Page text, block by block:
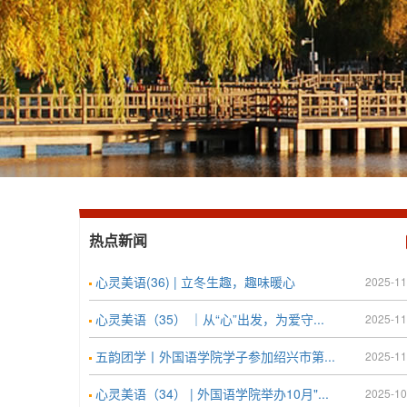
热点新闻
心灵美语(36) | 立冬生趣，趣味暖心 2025-
心灵美语（35） ｜从“心”出发，为爱守... 2025-
五韵团学丨外国语学院学子参加绍兴市第... 2025-
心灵美语（34） | 外国语学院举办10月"... 2025-